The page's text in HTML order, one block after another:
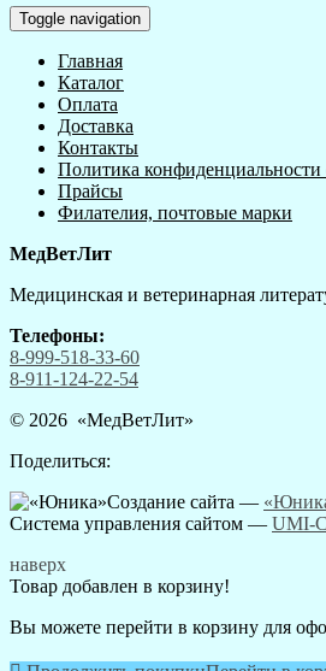
Toggle navigation
Главная
Каталог
Оплата
Доставка
Контакты
Политика конфиденциальности
Прайсы
Филателия, почтовые марки
МедВетЛит
Медицинская и ветеринарная
Телефоны:
8-999-518-33-60
8-911-124-22-54
© 2026 «МедВетЛит»
Поделиться:
Создание сайта —
Система управления сайтом — UMI-
наверх
Товар добавлен в корзину!
Вы можете перейти в корзину для